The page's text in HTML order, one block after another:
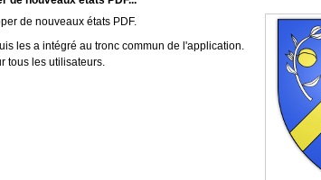
de nouveaux états PDF.
les a intégré au tronc commun de l'application.
tous les utilisateurs.